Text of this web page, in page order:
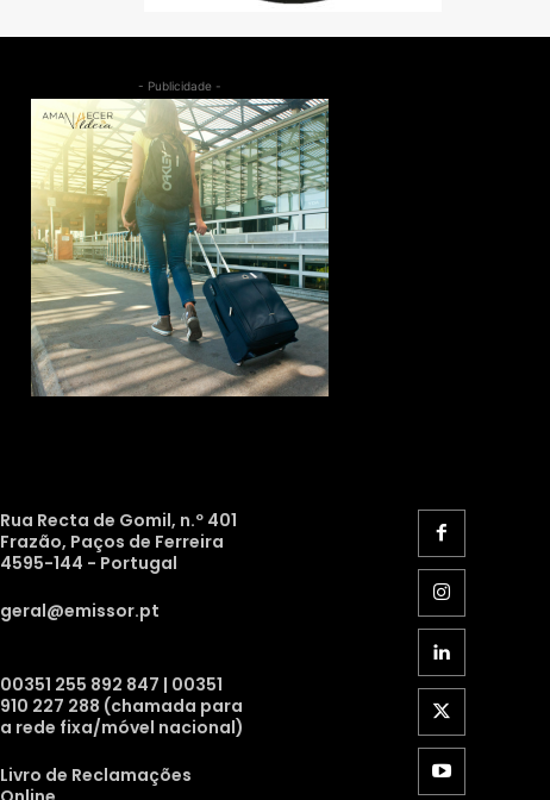
- Publicidade -
Rua Recta de Gomil, n.º 401
Frazão, Paços de Ferreira
4595-144 - Portugal
geral@emissor.pt
00351 255 892 847 | 00351
910 227 288 (chamada para
a rede fixa/móvel nacional)
Livro de Reclamações